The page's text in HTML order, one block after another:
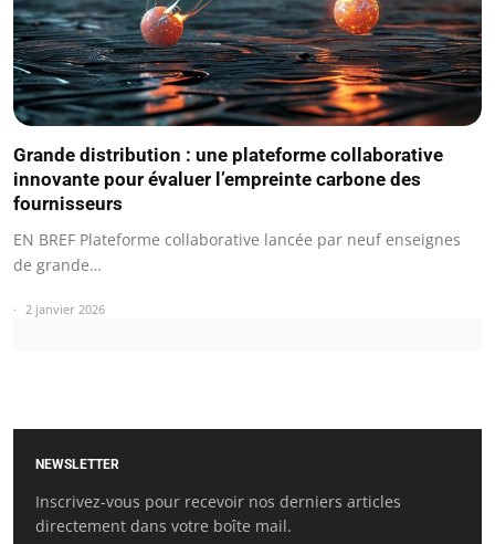
Grande distribution : une plateforme collaborative
innovante pour évaluer l’empreinte carbone des
fournisseurs
EN BREF Plateforme collaborative lancée par neuf enseignes
de grande…
2 janvier 2026
NEWSLETTER
Inscrivez-vous pour recevoir nos derniers articles
directement dans votre boîte mail.